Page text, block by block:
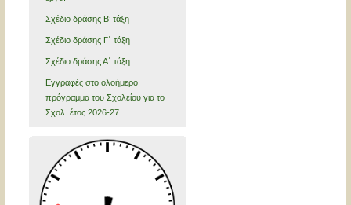
Σχέδιο δράσης Β’ τάξη
Σχέδιο δράσης Γ΄ τάξη
Σχέδιο δράσης Α΄ τάξη
Εγγραφές στο ολοήμερο
πρόγραμμα του Σχολείου για το
Σχολ. έτος 2026-27